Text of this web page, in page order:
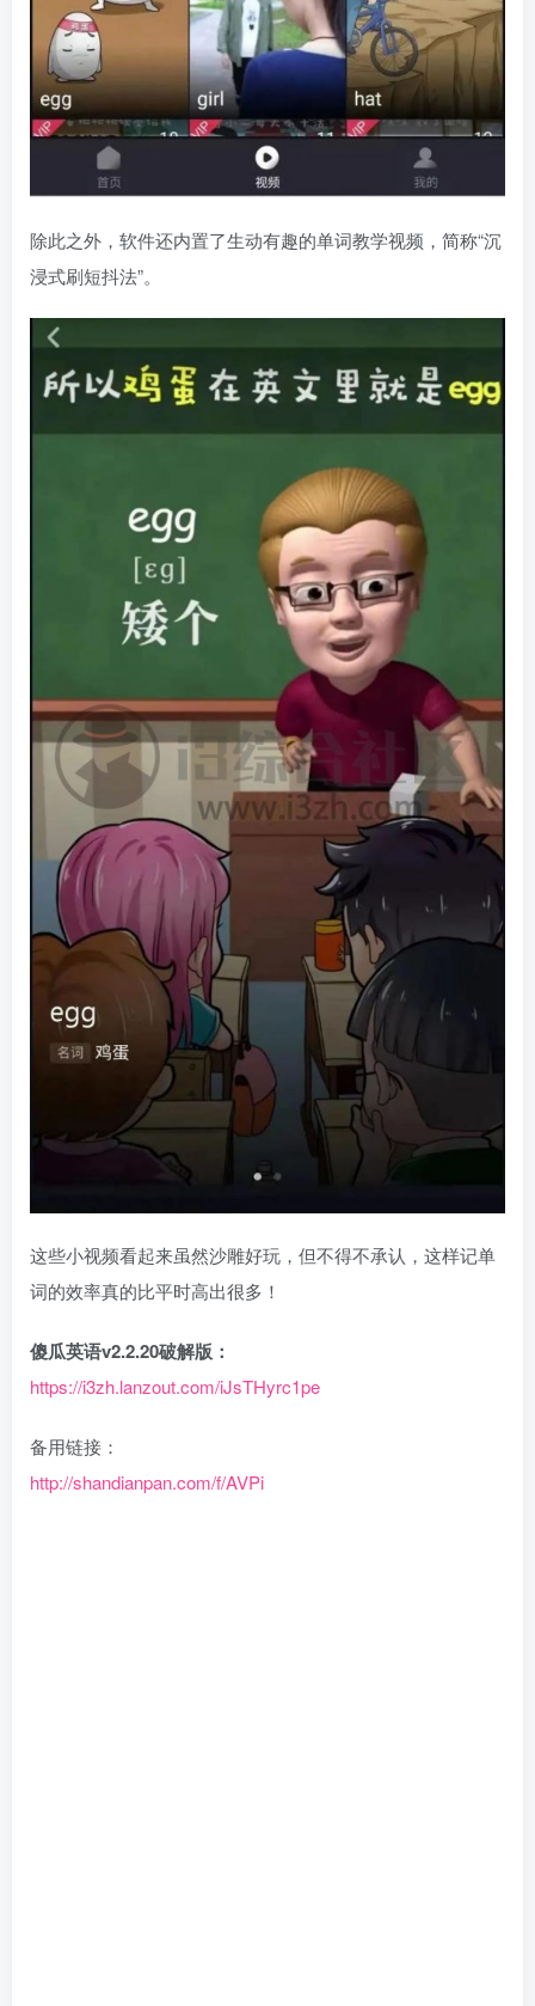
除此之外，软件还内置了生动有趣的单词教学视频，简称“沉
浸式刷短抖法”。
这些小视频看起来虽然沙雕好玩，但不得不承认，这样记单
词的效率真的比平时高出很多！
傻瓜英语v2.2.20破解版：
https://i3zh.lanzout.com/iJsTHyrc1pe
备用链接：
http://shandianpan.com/f/AVPi